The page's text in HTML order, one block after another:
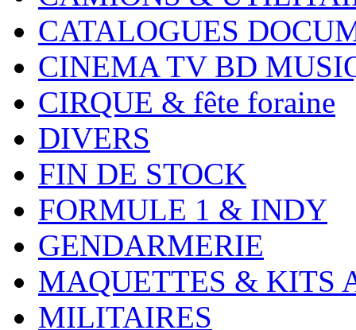
CATALOGUES
CINEMA TV BD
CIRQUE & fête foraine
DIVERS
FIN DE STOCK
FORMULE 1 & INDY
GENDARMERIE
MAQUETTES & KITS
MILITAIRES